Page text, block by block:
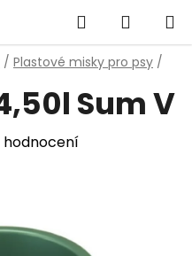
Hledat
KOŠÍK
/ Plastové misky pro psy /
Sum V
hodnocení